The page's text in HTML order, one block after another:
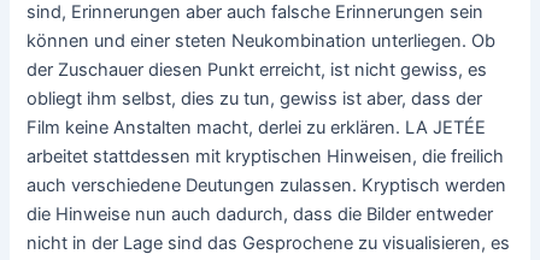
sind, Erinnerungen aber auch falsche Erinnerungen sein
können und einer steten Neukombination unterliegen. Ob
der Zuschauer diesen Punkt erreicht, ist nicht gewiss, es
obliegt ihm selbst, dies zu tun, gewiss ist aber, dass der
Film keine Anstalten macht, derlei zu erklären. LA JETÉE
arbeitet stattdessen mit kryptischen Hinweisen, die freilich
auch verschiedene Deutungen zulassen. Kryptisch werden
die Hinweise nun auch dadurch, dass die Bilder entweder
nicht in der Lage sind das Gesprochene zu visualisieren, es